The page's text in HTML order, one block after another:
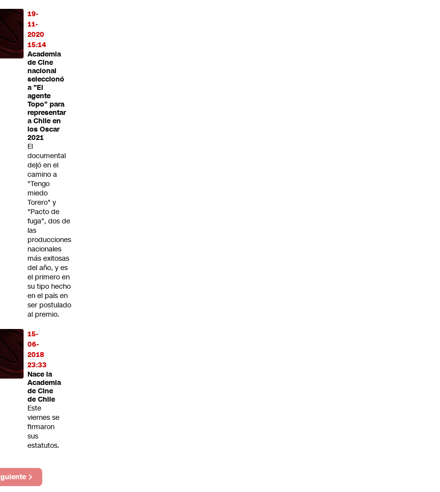
19-
11-
2020
15:14
Academia
de Cine
nacional
seleccionó
a "El
agente
Topo" para
representar
a Chile en
los Oscar
2021
El
documental
dejó en el
camino a
"Tengo
miedo
Torero" y
"Pacto de
fuga", dos de
las
producciones
nacionales
más exitosas
del año, y es
el primero en
su tipo hecho
en el país en
ser postulado
al premio.
15-
06-
2018
23:33
Nace la
Academia
de Cine
de Chile
Este
viernes se
firmaron
sus
estatutos.